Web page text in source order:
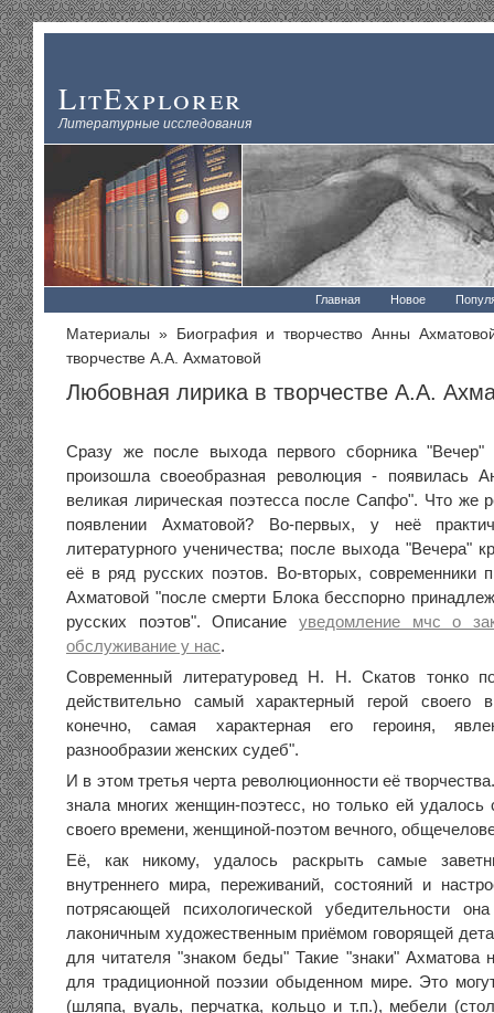
LitExplorer
Литературные исследования
Главная Новое
Материалы »
Биография и творчество Анны
творчестве А.А. Ахматовой
Любовная лирика в творчестве А.А.
Сразу же после выхода первого сборника "Вечер"
произошла своеобразная революция - появилась
великая лирическая поэтесса после Сапфо". Что же
появлении Ахматовой? Во-первых, у неё
литературного ученичества; после выхода "Вечера"
её в ряд русских поэтов. Во-вторых, современники
Ахматовой "после смерти Блока бесспорно
русских поэтов".Описание уведомление мчс о
обслуживание у нас.
Современный литературовед Н. Н. Скатов тонко
действительно самый характерный герой своего
конечно, самая характерная его героиня,
разнообразии женских судеб".
И в этом третья черта революционности её
знала многих женщин-поэтесс, но только ей удалось
своего времени, женщиной-поэтом вечного,
Её, как никому, удалось раскрыть самые
внутреннего мира, переживаний, состояний и
потрясающей психологической убедительности
лаконичным художественным приёмом говорящей
для читателя "знаком беды" Такие "знаки" Ахматова
для традиционной поэзии обыденном мире. Это
(шляпа, вуаль, перчатка, кольцо и т.п.), мебели